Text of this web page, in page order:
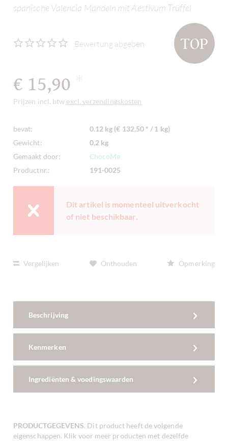
spanische Valencia Mandeln mit Aestivum Trüffel
TOP
Bewertung abgeben
€ 15,90
Prijzen incl. btw excl. verzendingskosten
bevat:
0.12 kg (€ 132,50 * / 1 kg)
Gewicht:
0,2 kg
Gemaakt door:
ChocoMe
Productnr.:
191-0025
Dit artikel is momenteel uitverkocht
of niet beschikbaar.
Vergelijken Onthouden Opmerking
Beschrijving
Kenmerken
Ingrediënten & voedingswaarden
PRODUCTGEGEVENS. Dit product heeft de volgende
eigenschappen. Klik voor meer producten met dezelfde